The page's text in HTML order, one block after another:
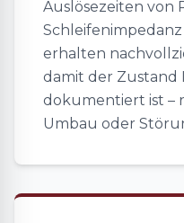
Auslösezeiten von
erhalten
damit der Zustand
dokumentiert ist –
Umbau oder